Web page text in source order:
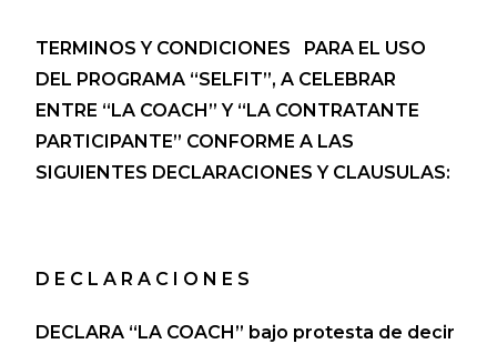
TERMINOS Y CONDICIONES PARA EL USO
DEL PROGRAMA “SELFIT”, A CELEBRAR
ENTRE “LA COACH” Y “LA CONTRATANTE
PARTICIPANTE” CONFORME A LAS
SIGUIENTES DECLARACIONES Y CLAUSULAS:
D E C L A R A C I O N E S
DECLARA “LA COACH” bajo protesta de decir